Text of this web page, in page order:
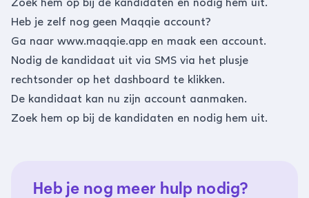
Heb je zelf nog geen Maqqie account?
Ga naar www.maqqie.app en maak een account.
Nodig de kandidaat uit via SMS via het plusje
rechtsonder op het dashboard te klikken.
De kandidaat kan nu zijn account aanmaken.
Zoek hem op bij de kandidaten en nodig hem uit.
Heb je nog meer hulp nodig?